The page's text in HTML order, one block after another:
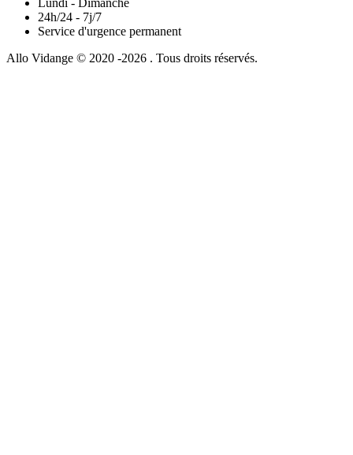
24h/24 - 7j/7
Service d'urgence permanent
Allo Vidange © 2020 -2026 . Tous droits réservés.